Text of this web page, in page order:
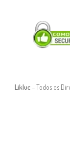
Likluc– Todos os